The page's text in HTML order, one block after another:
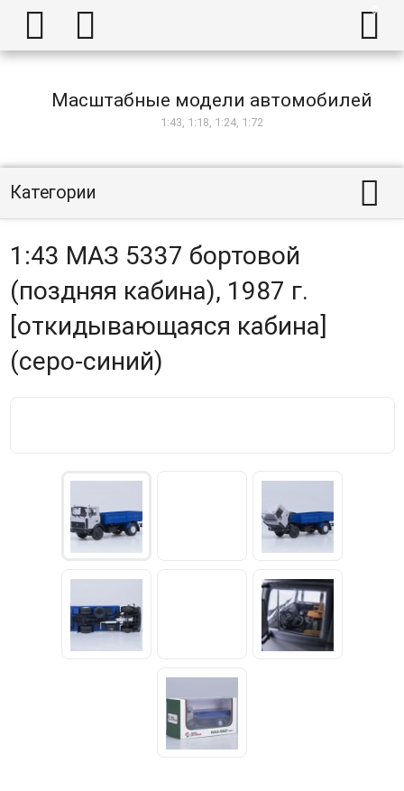
  
Масштабные модели автомобилей
1:43, 1:18, 1:24, 1:72
Категории 
1:43 МАЗ 5337 бортовой
(поздняя кабина), 1987 г.
[откидывающаяся кабина]
(серо-синий)